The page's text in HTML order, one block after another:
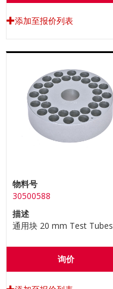
添加至报价列表
物料号
30500588
描述
通用块 20 mm Test Tubes
询价